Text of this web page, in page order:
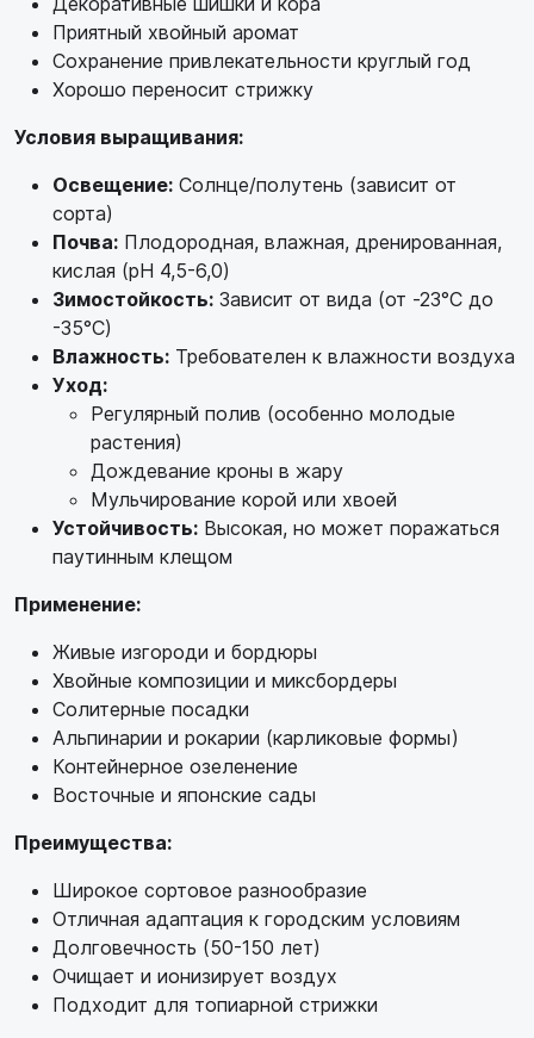
Приятный хвойный аромат
Сохранение привлекательности круглый год
Хорошо переносит стрижку
Условия выращивания:
Освещение: Солнце/полутень (зависит от
сорта)
Почва: Плодородная, влажная, дренированная,
кислая (pH 4,5-6,0)
Зимостойкость: Зависит от вида (от -23°C до
-35°C)
Влажность: Требователен к влажности воздуха
Уход:
Регулярный полив (особенно молодые
растения)
Дождевание кроны в жару
Мульчирование корой или хвоей
Устойчивость: Высокая, но может поражаться
паутинным клещом
Применение:
Живые изгороди и бордюры
Хвойные композиции и миксбордеры
Солитерные посадки
Альпинарии и рокарии (карликовые формы)
Контейнерное озеленение
Восточные и японские сады
Преимущества:
Широкое сортовое разнообразие
Отличная адаптация к городским условиям
Долговечность (50-150 лет)
Очищает и ионизирует воздух
Подходит для топиарной стрижки